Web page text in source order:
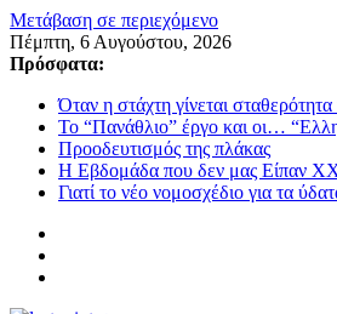
Μετάβαση σε περιεχόμενο
Πέμπτη, 6 Αυγούστου, 2026
Πρόσφατα:
Όταν η στάχτη γίνεται
Το “Πανάθλιο” έργο και οι…
Προοδευτισμός της πλάκας
Η Εβδομάδα που δεν μας Είπαν
Γιατί το νέο νομοσχέδιο για τα